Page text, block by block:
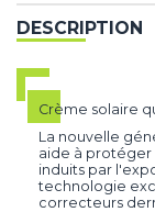
DESCRIPTION
Crème solaire
La nouvelle
aide à
induits par
technologie
correcteurs